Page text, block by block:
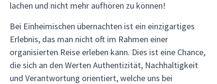
lachen und nicht mehr aufhören zu können!
Bei Einheimischen übernachten ist ein einzigartiges
Erlebnis, das man nicht oft im Rahmen einer
organisierten Reise erleben kann. Dies ist eine Chance,
die sich an den Werten Authentizität, Nachhaltigkeit
und Verantwortung orientiert, welche uns bei